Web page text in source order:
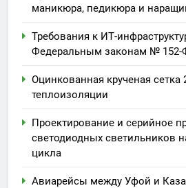
маникюра, педикюра и
Требования к ИТ-
Федеральным законам №
Оцинкованная крученая сетка
теплоизоляции
Проектирование и серийное
светодиодных светильников
цикла
Авиарейсы между Уфой и